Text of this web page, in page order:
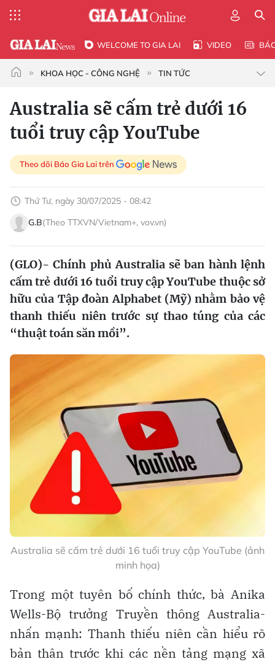
WELCOME TO GIA LAI VIDEO
KHOA HỌC - CÔNG NGHỆ TIN TỨC
Australia sẽ cấm trẻ dưới 16
tuổi truy cập YouTube
Theo dõi Báo Gia Lai trên
Thứ Tư, ngày 30/07/2025 - 08:42
G.B(Theo TTXVN/Vietnam+, vov.vn)
(GLO)- Chính phủ Australia sẽ ban hành lệnh
cấm trẻ dưới 16 tuổi truy cập YouTube thuộc sở
hữu của Tập đoàn Alphabet (Mỹ) nhằm bảo vệ
thanh thiếu niên trước sự thao túng của các
“thuật toán săn mồi”.
Australia sẽ cấm trẻ dưới 16 tuổi truy cập YouTube (ảnh
minh họa)
Trong một tuyên bố chính thức, bà Anika
Wells-Bộ trưởng Truyền thông Australia-
nhấn mạnh: Thanh thiếu niên cần hiểu rõ
bản thân trước khi các nền tảng mạng xã